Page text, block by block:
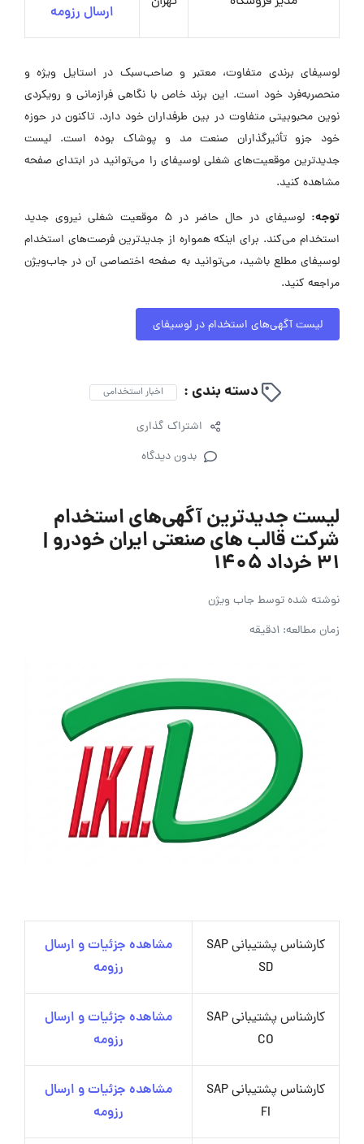
ارسال رزومه
لوسیفای برندی متفاوت، معتبر و صاحب‌سبک در استایل ویژه و
منحصربه‌فرد خود است. این برند خاص با نگاهی فرازمانی و رویکردی
نوین محبوبیتی متفاوت در بین طرفداران خود دارد. تاکنون در حوزه
خود جزو تأثیرگذاران صنعت مد و پوشاک بوده است. لیست
جدیدترین موقعیت‌های شغلی لوسیفای را می‌توانید در ابتدای صفحه
مشاهده کنید.
توجه:
لوسیفای در حال حاضر در ۵ موقعیت شغلی نیروی جدید
استخدام می‌کند. برای اینکه همواره از جدیدترین فرصت‌های استخدام
لوسیفای مطلع باشید، می‌توانید به صفحه اختصاصی آن در جاب‌ویژن
مراجعه کنید.
لیست آگهی‌های استخدام در لوسیفای
دسته بندی : اخبار استخدامی
اشتراک گذاری
بدون دیدگاه
لیست جدیدترین آگهی‌های استخدام
شرکت قالب های صنعتی ایران خودرو |
۳۱ خرداد ۱۴۰۵
نوشته شده توسطجاب ویژن
زمان مطالعه: 1دقیقه
کارشناس پشتیبانی SAP
SD
مشاهده جزئیات و ارسال
رزومه
کارشناس پشتیبانی SAP
CO
مشاهده جزئیات و ارسال
رزومه
کارشناس پشتیبانی SAP
FI
مشاهده جزئیات و ارسال
رزومه